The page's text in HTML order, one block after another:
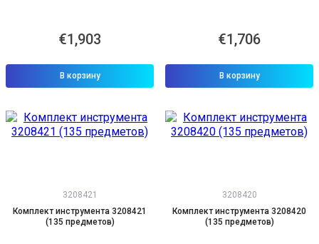
€1,903
В корзину
€1,706
В корзину
3208421
Комплект инструмента 3208421
(135 предметов)
3208420
Комплект инструмента 3208420
(135 предметов)